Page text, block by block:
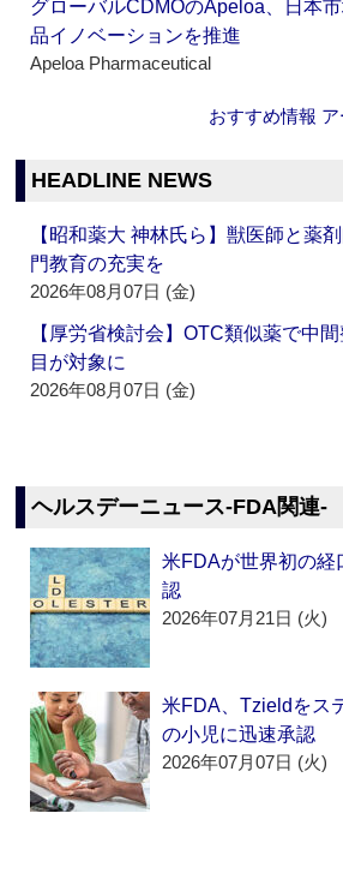
グローバルCDMOのApeloa、日本
品イノベーションを推進
Apeloa Pharmaceutical
おすすめ情報 ア
HEADLINE NEWS
【昭和薬大 神林氏ら】獣医師と薬
門教育の充実を
2026年08月07日 (金)
【厚労省検討会】OTC類似薬で中
目が対象に
2026年08月07日 (金)
ヘルスデーニュース‐FDA関連‐
米FDAが世界初の経
認
2026年07月21日 (火)
米FDA、Tzieldをス
の小児に迅速承認
2026年07月07日 (火)